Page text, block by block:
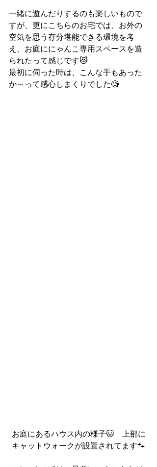
一緒に遊んだりするのも楽しいもので
すが、更にこちらのお宅では、お外の
空気を思う存分堪能できる環境を考
え、お庭ににゃんこ専用スペースを造
られたって感じです😻
最初に伺った時は、こんな手もあった
か～って感心しまくりでした🧐
お庭にあるハウス内の様子🐱　上部に
キャットウォークが設置されてます🐾